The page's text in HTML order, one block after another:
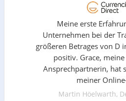
Meine erste
Unternehmen bei der
größeren Betrages von D
positiv. Grace,
Ansprechpartnerin, hat
meiner
Martin Höelwarth,